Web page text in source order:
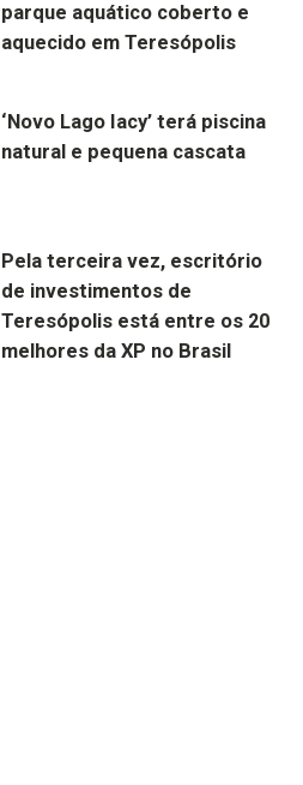
parque aquático coberto e
aquecido em Teresópolis
‘Novo Lago Iacy’ terá piscina
natural e pequena cascata
Pela terceira vez, escritório
de investimentos de
Teresópolis está entre os 20
melhores da XP no Brasil